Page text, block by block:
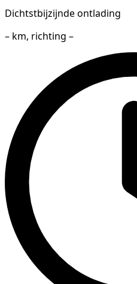
Dichtstbijzijnde ontlading
– km, richting –